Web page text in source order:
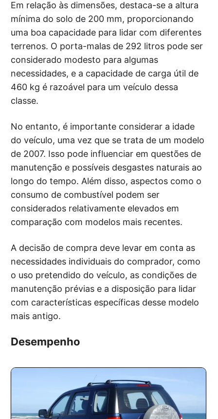
Em relação às dimensões, destaca-se a altura
mínima do solo de 200 mm, proporcionando
uma boa capacidade para lidar com diferentes
terrenos. O porta-malas de 292 litros pode ser
considerado modesto para algumas
necessidades, e a capacidade de carga útil de
460 kg é razoável para um veículo dessa
classe.
No entanto, é importante considerar a idade
do veículo, uma vez que se trata de um modelo
de 2007. Isso pode influenciar em questões de
manutenção e possíveis desgastes naturais ao
longo do tempo. Além disso, aspectos como o
consumo de combustível podem ser
considerados relativamente elevados em
comparação com modelos mais recentes.
A decisão de compra deve levar em conta as
necessidades individuais do comprador, como
o uso pretendido do veículo, as condições de
manutenção prévias e a disposição para lidar
com características específicas desse modelo
mais antigo.
Desempenho